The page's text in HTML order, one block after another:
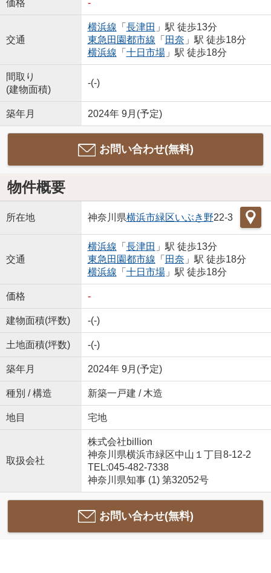
価格 -
交通
横浜線 「 長津田 」駅 徒歩13分
東急田園都市線 「 田奈 」駅 徒歩18分
横浜線 「 十日市場」駅 徒歩18分
間取り
(建物面積)
-(-)
築年月 2024年 9月(予定)
お問い合わせ(無料)
物件概要
所在地 神奈川県横浜市緑区いぶき野22-3
交通
横浜線 「 長津田 」駅 徒歩13分
東急田園都市線 「 田奈 」駅 徒歩18分
横浜線 「 十日市場」駅 徒歩18分
価格 -
建物面積(坪数) -(-)
土地面積(坪数) -(-)
築年月 2024年 9月(予定)
種別 / 構造 新築一戸建 / 木造
地目 宅地
取扱会社
株式会社billion
神奈川県横浜市緑区中山１丁目8-12-2
TEL:045-482-7338
神奈川県知事 (1) 第32052号
お問い合わせ(無料)